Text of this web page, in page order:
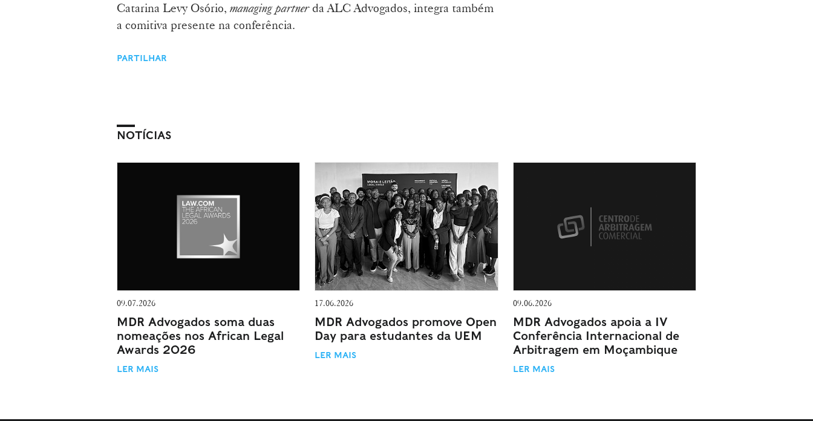
Catarina Levy Osório,managing partnerda ALC Advogados, integra também
a comitiva presente na conferência.
PARTILHAR
NOTÍCIAS
09.07.2026
MDR Advogados soma duas
nomeações nos African Legal
Awards 2026
LER MAIS
17.06.2026
MDR Advogados promove Open
Day para estudantes da UEM
LER MAIS
09.06.2026
MDR Advogados apoia a IV
Conferência Internacional de
Arbitragem em Moçambique
LER MAIS